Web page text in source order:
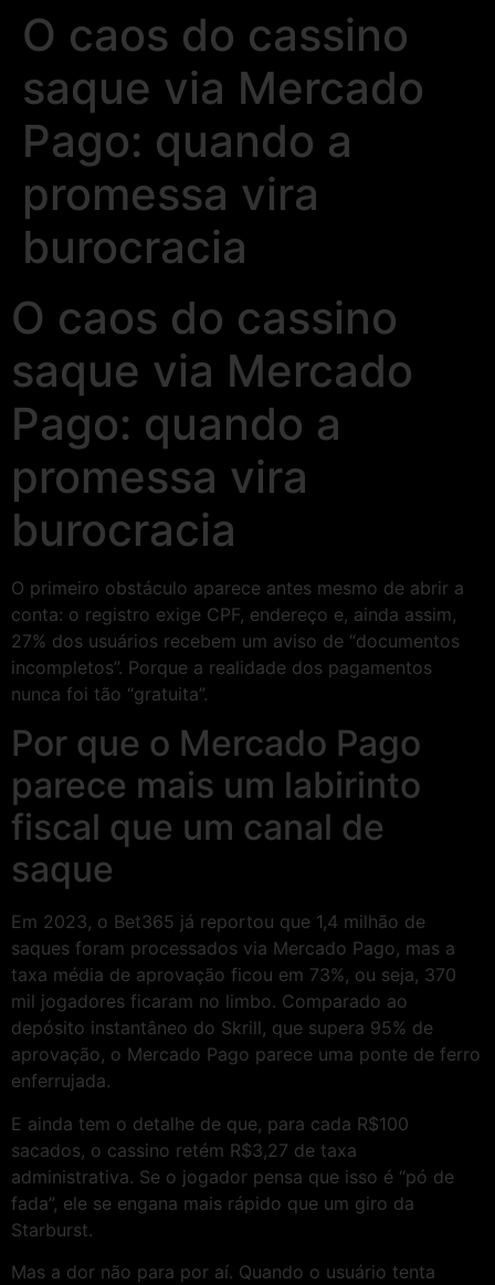
O caos do cassino
saque via Mercado
Pago: quando a
promessa vira
burocracia
O caos do cassino
saque via Mercado
Pago: quando a
promessa vira
burocracia
O primeiro obstáculo aparece antes mesmo de abrir a
conta: o registro exige CPF, endereço e, ainda assim,
27% dos usuários recebem um aviso de “documentos
incompletos”. Porque a realidade dos pagamentos
nunca foi tão “gratuita”.
Por que o Mercado Pago
parece mais um labirinto
fiscal que um canal de
saque
Em 2023, o Bet365 já reportou que 1,4 milhão de
saques foram processados via Mercado Pago, mas a
taxa média de aprovação ficou em 73%, ou seja, 370
mil jogadores ficaram no limbo. Comparado ao
depósito instantâneo do Skrill, que supera 95% de
aprovação, o Mercado Pago parece uma ponte de ferro
enferrujada.
E ainda tem o detalhe de que, para cada R$100
sacados, o cassino retém R$3,27 de taxa
administrativa. Se o jogador pensa que isso é “pó de
fada”, ele se engana mais rápido que um giro da
Starburst.
Mas a dor não para por aí. Quando o usuário tenta